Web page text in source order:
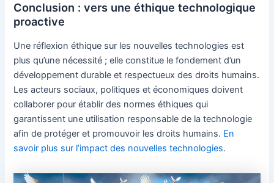
Conclusion : vers une éthique technologique
proactive
Une réflexion éthique sur les nouvelles technologies est
plus qu’une nécessité ; elle constitue le fondement d’un
développement durable et respectueux des droits humains.
Les acteurs sociaux, politiques et économiques doivent
collaborer pour établir des normes éthiques qui
garantissent une utilisation responsable de la technologie
afin de protéger et promouvoir les droits humains. En
savoir plus sur l’impact des nouvelles technologies.